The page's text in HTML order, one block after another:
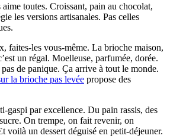
toutes. Croissant, pain au chocolat,
les versions artisanales. Pas celles
faites-les vous-même. La brioche maison,
un régal. Moelleuse, parfumée, dorée.
de panique. Ça arrive à tout le monde.
la brioche pas levée propose des
gaspi par excellence. Du pain rassis, des
On trempe, on fait revenir, on
voilà un dessert déguisé en petit-déjeuner.